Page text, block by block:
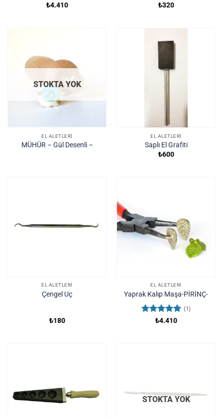
₺4.410 ₺320
STOKTA YOK
EL ALETLERI
MÜHÜR – Gül Desenli –
EL ALETLERI
Saplı El Grafiti
₺600
EL ALETLERI
Çengel Uç
₺180
EL ALETLERI
Yaprak Kalıp Maşa-PİRİNÇ-
5 üzerinden
(1)
₺4.410
STOKTA YOK